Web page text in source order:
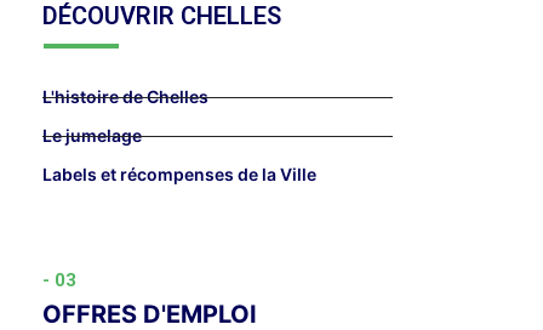
DÉCOUVRIR CHELLES
L'histoire de Chelles
Le jumelage
Labels et récompenses de la Ville
- 03
OFFRES D'EMPLOI